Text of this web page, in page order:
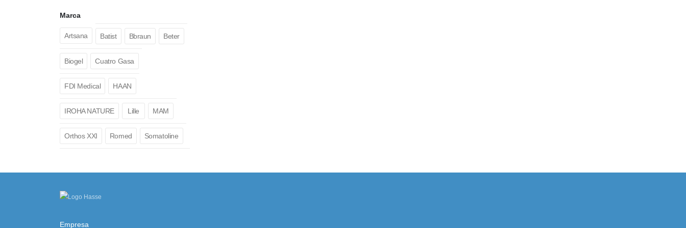
Marca
Artsana Batist Bbraun Beter
Biogel Cuatro Gasa
FDI Medical HAAN
IROHA NATURE Lille MAM
Orthos XXI Romed Somatoline
Empresa